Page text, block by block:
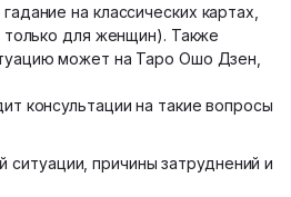
на классических картах,
для женщин). Также
может на Таро Ошо Дзен,
консультации на такие вопросы
причины затруднений и